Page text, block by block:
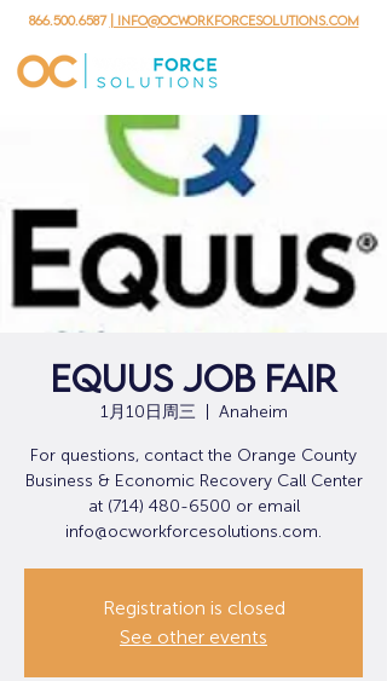
866.500.6587 | info@ocworkforcesolutions.com
EQUUS Job Fair
1月10日周三 Anaheim
For questions, contact the Orange County
Business & Economic Recovery Call Center
at (714) 480-6500 or email
info@ocworkforcesolutions.com.
Registration is closed
See other events